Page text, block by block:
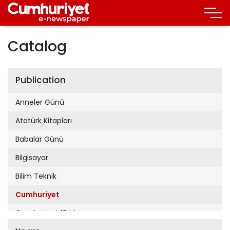
Catalog
Publication
Anneler Günü
Atatürk Kitapları
Babalar Günü
Bilgisayar
Bilim Teknik
Cumhuriyet
Cumhuriyet 19 Mayıs